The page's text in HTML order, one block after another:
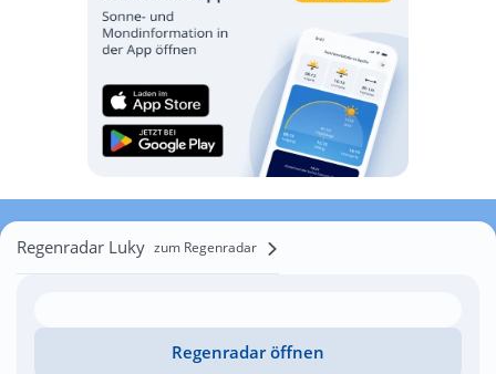
Regenradar Luky zum Regenradar
Regenradar öffnen